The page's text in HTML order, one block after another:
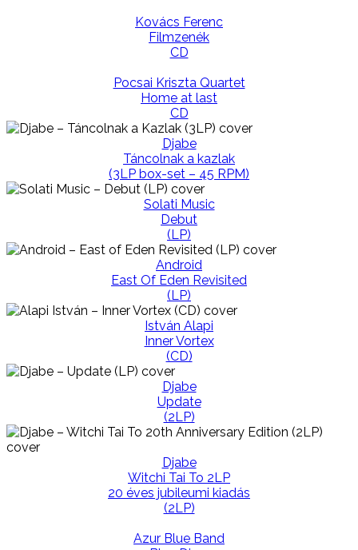
Kovács Ferenc
Filmzenék
CD
Pocsai Kriszta Quartet
Home at last
CD
Djabe
Táncolnak a kazlak
(3LP box-set – 45 RPM)
Solati Music
Debut
(LP)
Android
East Of Eden Revisited
(LP)
István Alapi
Inner Vortex
(CD)
Djabe
Update
(2LP)
Djabe
Witchi Tai To 2LP
20 éves jubileumi kiadás
(2LP)
Azur Blue Band